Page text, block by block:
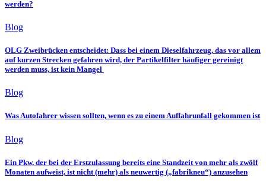
werden?
Blog
OLG Zweibrücken entscheidet: Dass bei einem Dieselfahrzeug, das vor allem
auf kurzen Strecken gefahren wird, der Partikelfilter häufiger gereinigt
werden muss, ist kein Mangel
Blog
Was Autofahrer wissen sollten, wenn es zu einem Auffahrunfall gekommen ist
Blog
Ein Pkw, der bei der Erstzulassung bereits eine Standzeit von mehr als zwölf
Monaten aufweist, ist nicht (mehr) als neuwertig („fabrikneu“) anzusehen